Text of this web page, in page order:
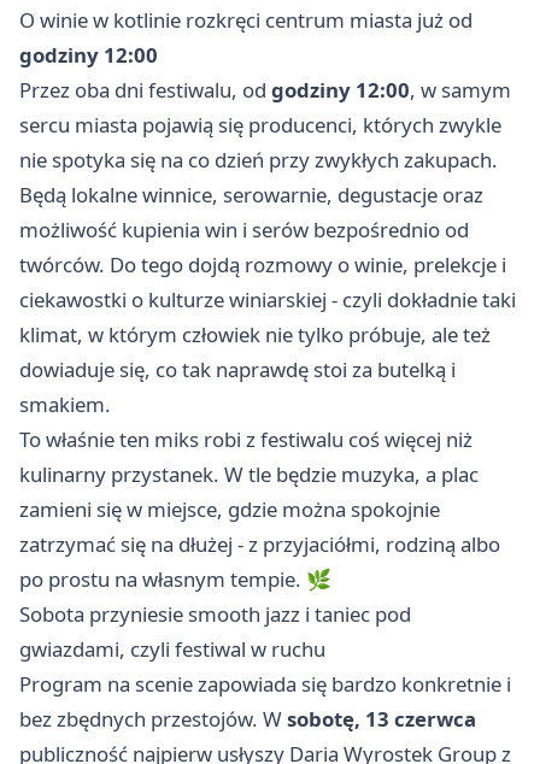
O winie w kotlinie rozkręci centrum miasta już od
godziny 12:00
Przez oba dni festiwalu, od godziny 12:00, w samym
sercu miasta pojawią się producenci, których zwykle
nie spotyka się na co dzień przy zwykłych zakupach.
Będą lokalne winnice, serowarnie, degustacje oraz
możliwość kupienia win i serów bezpośrednio od
twórców. Do tego dojdą rozmowy o winie, prelekcje i
ciekawostki o kulturze winiarskiej - czyli dokładnie taki
klimat, w którym człowiek nie tylko próbuje, ale też
dowiaduje się, co tak naprawdę stoi za butelką i
smakiem.
To właśnie ten miks robi z festiwalu coś więcej niż
kulinarny przystanek. W tle będzie muzyka, a plac
zamieni się w miejsce, gdzie można spokojnie
zatrzymać się na dłużej - z przyjaciółmi, rodziną albo
po prostu na własnym tempie. 🌿
Sobota przyniesie smooth jazz i taniec pod
gwiazdami, czyli festiwal w ruchu
Program na scenie zapowiada się bardzo konkretnie i
bez zbędnych przestojów. Wsobotę, 13 czerwca
publiczność najpierw usłyszy Daria Wyrostek Group z